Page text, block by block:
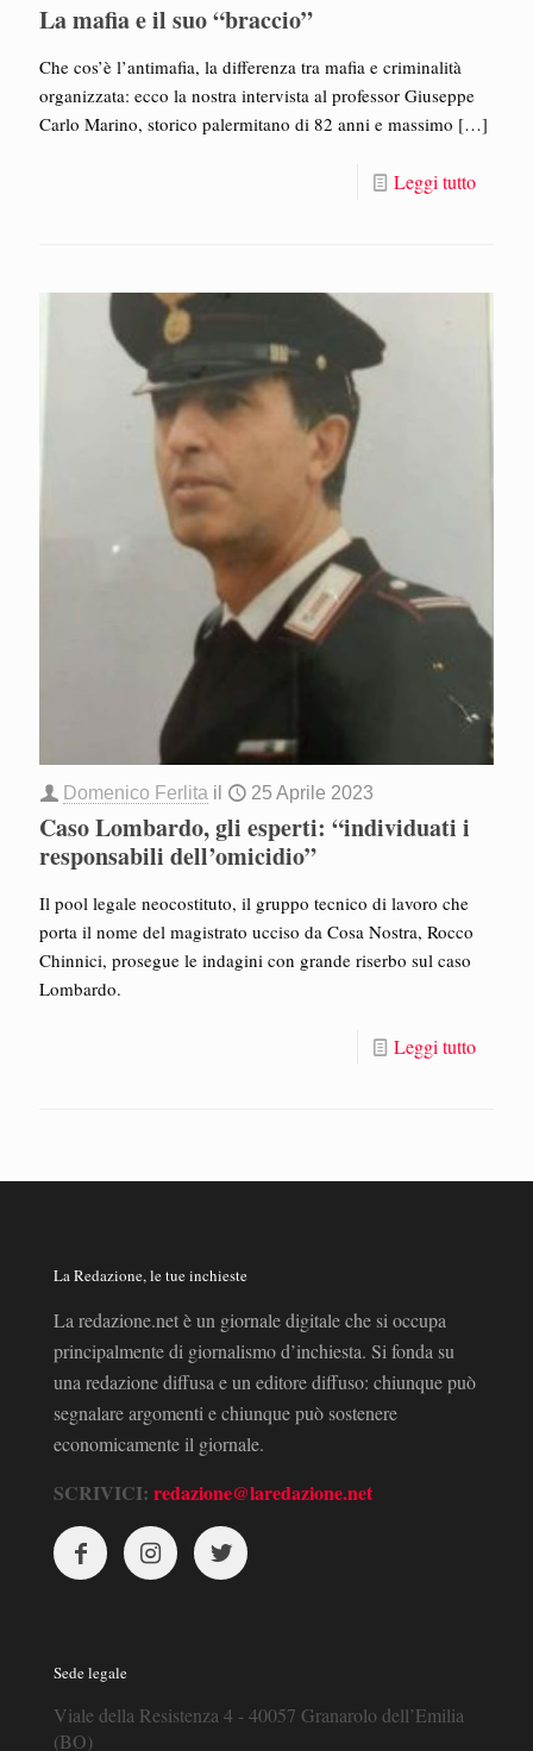
La mafia e il suo “braccio”
Che cos’è l’antimafia, la differenza tra mafia e criminalità
organizzata: ecco la nostra intervista al professor Giuseppe
Carlo Marino, storico palermitano di 82 anni e massimo […]
Leggi tutto
Domenico Ferlita il 25 Aprile 2023
Caso Lombardo, gli esperti: “individuati i
responsabili dell’omicidio”
Il pool legale neocostituto, il gruppo tecnico di lavoro che
porta il nome del magistrato ucciso da Cosa Nostra, Rocco
Chinnici, prosegue le indagini con grande riserbo sul caso
Lombardo.
Leggi tutto
La Redazione, le tue inchieste
La redazione.net è un giornale digitale che si occupa
principalmente di giornalismo d’inchiesta. Si fonda su
una redazione diffusa e un editore diffuso: chiunque può
segnalare argomenti e chiunque può sostenere
economicamente il giornale.
SCRIVICI: redazione@laredazione.net
Sede legale
Viale della Resistenza 4 - 40057 Granarolo dell’Emilia
(BO)